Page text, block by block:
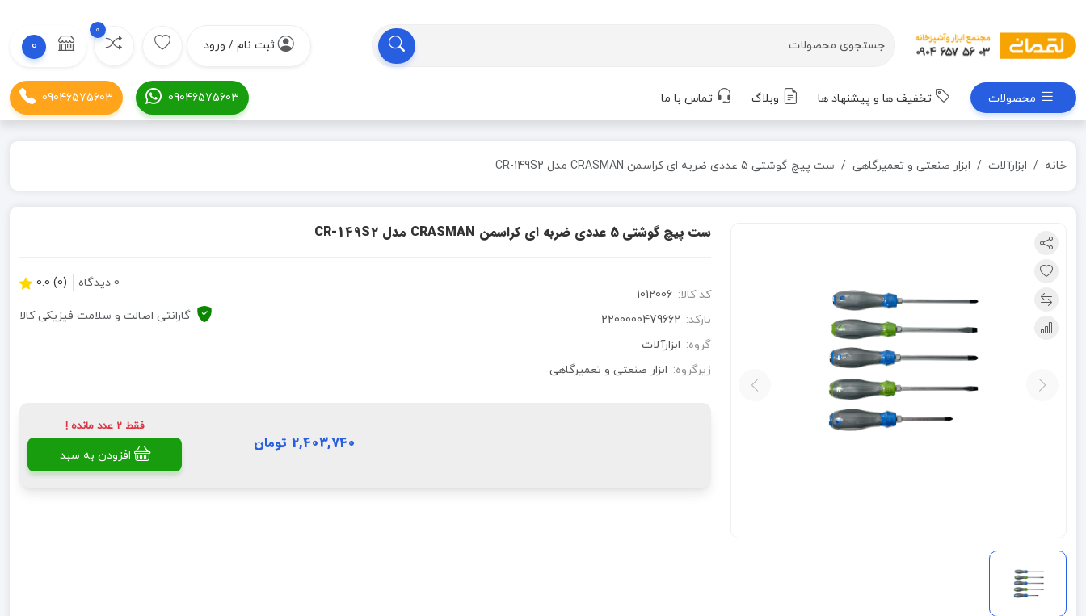
ثبت نام / ورود
0
0
محصولات تخفیف ها و پیشنهاد ها وبلاگ تماس با ما 09046575603
09046575603
خانه ابزارآلات ابزار صنعتی و تعمیرگاهی ست پیچ گوشتی 5 عددی ضربه ای کراسمن CRASMAN مدل CR-149S2
ست پیچ گوشتی 5 عددی ضربه ای کراسمن CRASMAN مدل CR-149S2
کد کالا: 1012006
بارکد: 2200000479662
گروه: ابزارآلات
زیرگروه: ابزار صنعتی و تعمیرگاهی
0 دیدگاه (0) 0.0
گارانتی اصالت و سلامت فیزیکی کالا
2,403,740 تومان
فقط 2 عدد مانده !
افزودن به سبد